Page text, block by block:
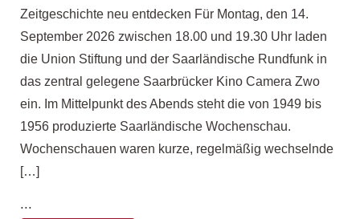
Zeitgeschichte neu entdecken Für Montag, den 14.
September 2026 zwischen 18.00 und 19.30 Uhr laden
die Union Stiftung und der Saarländische Rundfunk in
das zentral gelegene Saarbrücker Kino Camera Zwo
ein. Im Mittelpunkt des Abends steht die von 1949 bis
1956 produzierte Saarländische Wochenschau.
Wochenschauen waren kurze, regelmäßig wechselnde
[…]
...